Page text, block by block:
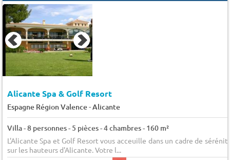
Alicante Spa & Golf Resort
Espagne Région Valence-Alicante
Villa - 8 personnes - 5 pièces - 4 chambres - 160 m²
L'Alicante Spa et Golf Resort vous acceuille dans un cadre de
sur les hauteurs d'Alicante. Votre l...